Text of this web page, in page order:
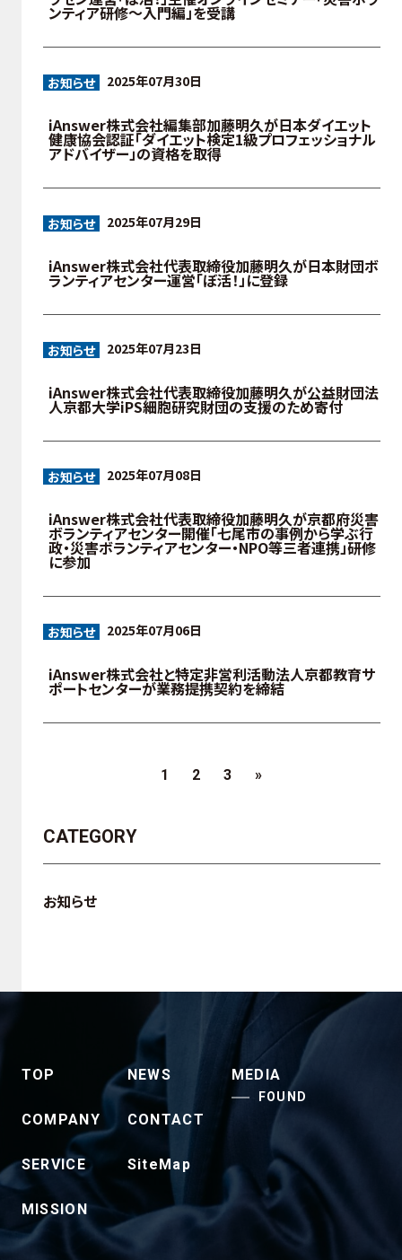
ンティア研修～入門編」を受講
お知らせ 2025年07月30日
iAnswer株式会社編集部加藤明久が日本ダイエット
健康協会認証「ダイエット検定1級プロフェッショナル
アドバイザー」の資格を取得
お知らせ 2025年07月29日
iAnswer株式会社代表取締役加藤明久が日本財団ボ
ランティアセンター運営「ぼ活！」に登録
お知らせ 2025年07月23日
iAnswer株式会社代表取締役加藤明久が公益財団法
人京都大学iPS細胞研究財団の支援のため寄付
お知らせ 2025年07月08日
iAnswer株式会社代表取締役加藤明久が京都府災害
ボランティアセンター開催「七尾市の事例から学ぶ行
政・災害ボランティアセンター・NPO等三者連携」研修
に参加
お知らせ 2025年07月06日
iAnswer株式会社と特定非営利活動法人京都教育サ
ポートセンターが業務提携契約を締結
1 2 3 »
CATEGORY
お知らせ
TOP
COMPANY
SERVICE
MISSION
NEWS
CONTACT
SiteMap
MEDIA
FOUND